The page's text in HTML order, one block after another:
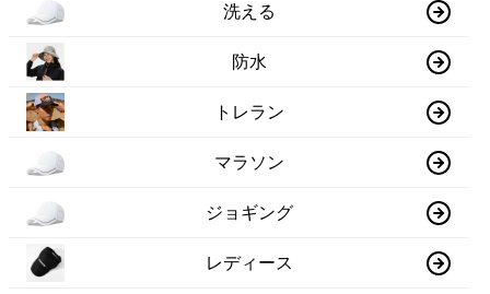
洗える
防水
トレラン
マラソン
ジョギング
レディース